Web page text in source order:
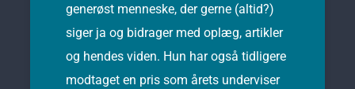
generøst menneske, der gerne (altid?)
siger ja og bidrager med oplæg, artikler
og hendes viden. Hun har også tidligere
modtaget en pris som årets underviser